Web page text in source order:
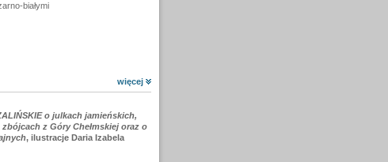
białymi
więcej
o julkach jamieńskich,
z Góry Chełmskiej oraz o
, ilustracje Daria Izabela